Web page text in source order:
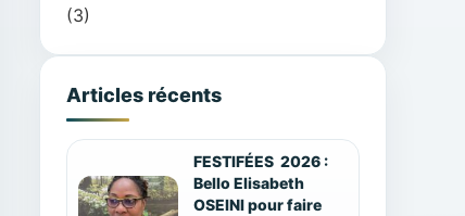
(3)
Articles récents
FESTIFÉES 2026 :
Bello Elisabeth
OSEINI pour faire